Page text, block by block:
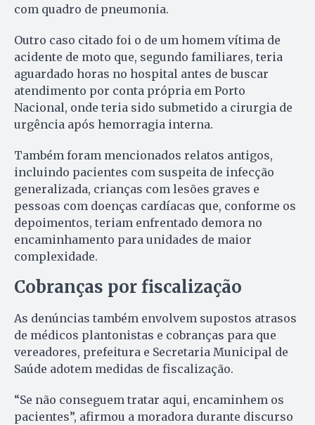
com quadro de pneumonia.
Outro caso citado foi o de um homem vítima de
acidente de moto que, segundo familiares, teria
aguardado horas no hospital antes de buscar
atendimento por conta própria em Porto
Nacional, onde teria sido submetido a cirurgia de
urgência após hemorragia interna.
Também foram mencionados relatos antigos,
incluindo pacientes com suspeita de infecção
generalizada, crianças com lesões graves e
pessoas com doenças cardíacas que, conforme os
depoimentos, teriam enfrentado demora no
encaminhamento para unidades de maior
complexidade.
Cobranças por fiscalização
As denúncias também envolvem supostos atrasos
de médicos plantonistas e cobranças para que
vereadores, prefeitura e Secretaria Municipal de
Saúde adotem medidas de fiscalização.
“Se não conseguem tratar aqui, encaminhem os
pacientes”, afirmou a moradora durante discurso